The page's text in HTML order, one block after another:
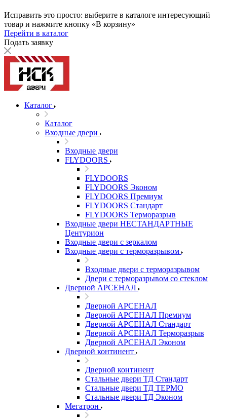
Исправить это просто: выберите в каталоге интересующий
товар и нажмите кнопку «В корзину»
Перейти в каталог
Подать заявку
Каталог
Каталог
Входные двери
Входные двери
FLYDOORS
FLYDOORS
FLYDOORS Эконом
FLYDOORS Премиум
FLYDOORS Стандарт
FLYDOORS Терморазрыв
Входные двери НЕСТАНДАРТНЫЕ
Центурион
Входные двери с зеркалом
Входные двери с терморазрывом
Входные двери с терморазрывом
Двери с терморазрывом со стеклом
Дверной АРСЕНАЛ
Дверной АРСЕНАЛ
Дверной АРСЕНАЛ Премиум
Дверной АРСЕНАЛ Стандарт
Дверной АРСЕНАЛ Терморазрыв
Дверной АРСЕНАЛ Эконом
Дверной континент
Дверной континент
Стальные двери ТД Стандарт
Стальные двери ТД ТЕРМО
Стальные двери ТД Эконом
Мегатрон